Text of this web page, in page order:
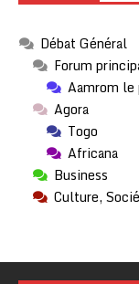
Débat Général
Forum
Aamrom le
Agora
Togo
Africana
Business
Culture,